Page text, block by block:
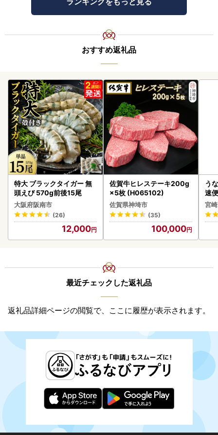
おすすめ返礼品
特大 ブラックタイガー 無
頭えび 570g前後15尾
大阪府阪南市
(26)
12,000
佐賀牛ヒレステーキ200g
×5枚 (H065102)
佐賀県神埼市
(35)
100,000
う
速
g以
宮
最近チェックした返礼品
返礼品詳細ページの閲覧で、ここに履歴が表示されます。